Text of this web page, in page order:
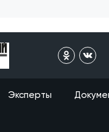
доставили до
с повреждённым
в экономику
Эксперты